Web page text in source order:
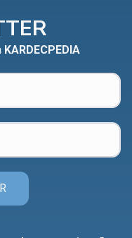
KARDECPEDIA